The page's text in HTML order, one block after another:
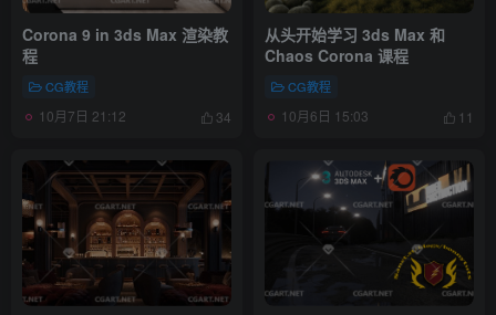
Corona 9 in 3ds Max 渲染教
程
CG教程
10月7日 21:12 34
从头开始学习 3ds Max 和
Chaos Corona 课程
CG教程
10月6日 15:03 11